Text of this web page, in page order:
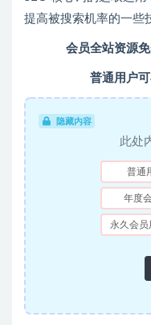
提高被搜索机率的一些
会员全站资源
普通用户
隐藏内容
此处
普通
年度
永久会员